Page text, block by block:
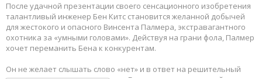
После удачной презентации своего сенсационного изобретения
талантливый инженер Бен Китс становится желанной добычей
для жестокого и опасного Винсента Палмера, экстравагантного
охотника за «умными головами». Действуя на грани фола, Палмер
хочет переманить Бена к конкурентам.
Он не желает слышать слово «нет» и в ответ на решительный